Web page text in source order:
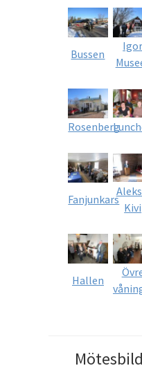
Bussen
Igor
Rosenberg
Fanjunkars
Kivi
Hallen